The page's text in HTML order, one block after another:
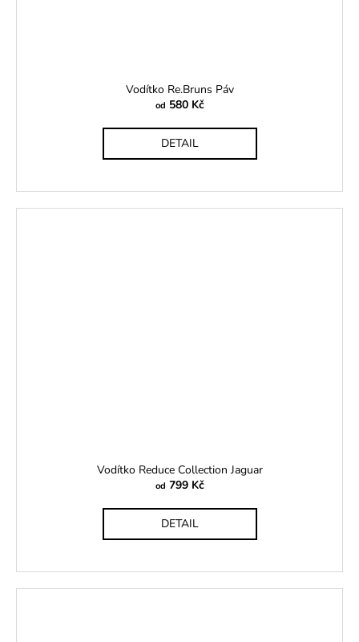
Vodítko Re.Bruns Páv
od 580 Kč
DETAIL
Vodítko Reduce Collection Jaguar
od 799 Kč
DETAIL